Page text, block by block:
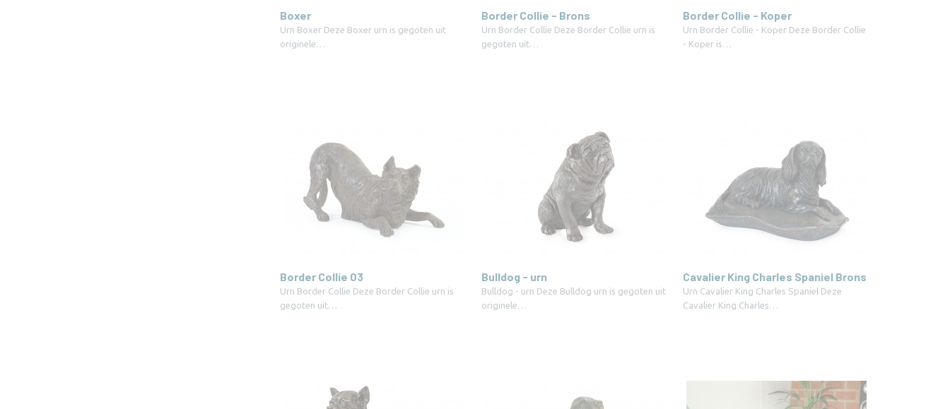
Boxer
Urn Boxer Deze Boxer urn is gegoten uit
originele…
Border Collie - Brons
Urn Border Collie Deze Border Collie urn is
gegoten uit…
Border Collie - Koper
Urn Border Collie - Koper Deze Border Collie
- Koper is…
Border Collie 03
Urn Border Collie Deze Border Collie urn is
gegoten uit…
Bulldog - urn
Bulldog - urn Deze Bulldog urn is gegoten uit
originele…
Cavalier King Charles Spaniel Brons
Urn Cavalier King Charles Spaniel Deze
Cavalier King Charles…